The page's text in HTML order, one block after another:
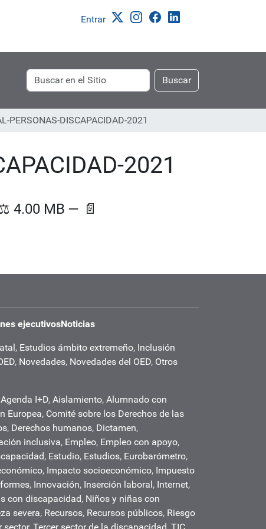
Entrar
Buscar Buscar
Búsqueda
Avanzada…
PERSONAS-DISCAPACIDAD-2021
2021
4.00 MB — 📄
ejecutivosNoticias
, Estudios ámbito extremeño, Inclusión
, Novedades, Novedades del OED, Otros
Agenda I+D, Aislamiento, Alumnado con
Europea, Comité sobre los Derechos de las
, Derechos humanos, Dictamen,
inclusiva, Empleo, Empleo con apoyo,
, Estudio, Estudios, Eurobarómetro,
, Impacto socioeconómico, Impuesto
, Innovación, Inserción laboral, Internet,
con discapacidad, Niños y niñas con
severa, Recursos, Recursos públicos, Riesgo